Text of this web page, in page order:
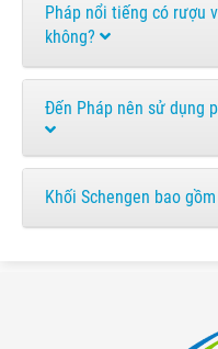
Pháp nổi tiếng có rượu
không?
Đến Pháp nên sử dụng
Khối Schengen bao